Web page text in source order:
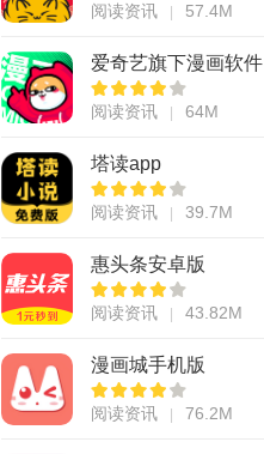
阅读资讯 57.4M
爱奇艺旗下漫画软件
阅读资讯 64M
塔读app
阅读资讯 39.7M
惠头条安卓版
阅读资讯 43.82M
漫画城手机版
阅读资讯 76.2M